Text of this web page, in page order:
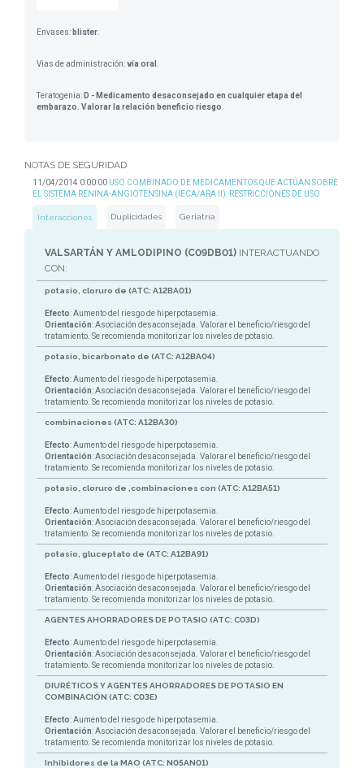
Envases: blister
Vias de administración:vía oral
Teratogenia: D - Medicamento desaconsejado en cualquier etapa del
embarazo. Valorar la relación beneficio riesgo
NOTAS DE SEGURIDAD
11/04/2014 0:00:00 USO COMBINADO DE MEDICAMENTOS QUE ACTÚAN SOBRE
EL SISTEMA RENINA-ANGIOTENSINA (IECA/ARA II): RESTRICCIONES DE USO
Interacciones Duplicidades Geriatría
VALSARTÁN Y AMLODIPINO (C09DB01) INTERACTUANDO
CON:
potasio, cloruro de (ATC: A12BA01)
Efecto: Aumento del riesgo de hiperpotasemia.
Orientación: Asociación desaconsejada. Valorar el beneficio/riesgo del
tratamiento. Se recomienda monitorizar los niveles de potasio.
potasio, bicarbonato de (ATC: A12BA04)
Efecto: Aumento del riesgo de hiperpotasemia.
Orientación: Asociación desaconsejada. Valorar el beneficio/riesgo del
tratamiento. Se recomienda monitorizar los niveles de potasio.
combinaciones (ATC: A12BA30)
Efecto: Aumento del riesgo de hiperpotasemia.
Orientación: Asociación desaconsejada. Valorar el beneficio/riesgo del
tratamiento. Se recomienda monitorizar los niveles de potasio.
potasio, cloruro de ,combinaciones con (ATC: A12BA51)
Efecto: Aumento del riesgo de hiperpotasemia.
Orientación: Asociación desaconsejada. Valorar el beneficio/riesgo del
tratamiento. Se recomienda monitorizar los niveles de potasio.
potasio, gluceptato de (ATC: A12BA91)
Efecto: Aumento del riesgo de hiperpotasemia.
Orientación: Asociación desaconsejada. Valorar el beneficio/riesgo del
tratamiento. Se recomienda monitorizar los niveles de potasio.
AGENTES AHORRADORES DE POTASIO (ATC: C03D)
Efecto: Aumento del riesgo de hiperpotasemia.
Orientación: Asociación desaconsejada. Valorar el beneficio/riesgo del
tratamiento. Se recomienda monitorizar los niveles de potasio.
DIURÉTICOS Y AGENTES AHORRADORES DE POTASIO EN
COMBINACIÓN (ATC: C03E)
Efecto: Aumento del riesgo de hiperpotasemia.
Orientación: Asociación desaconsejada. Valorar el beneficio/riesgo del
tratamiento. Se recomienda monitorizar los niveles de potasio.
Inhibidores de la MAO (ATC: N05AN01)